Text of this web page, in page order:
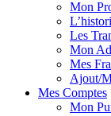
Mon
Les
Mon
Mes
Ajout/
Mes Comptes
Mon